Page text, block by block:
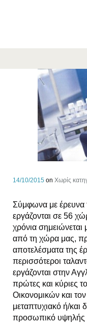
14/10/2015 on Χωρίς
Σύμφωνα με
εργάζονται σε 56
χρόνια
από τη χώρα μας,
αποτελέσματα της
περισσότεροι
εργάζονται στην
πρώτες και κύριες
Οικονομικών και
μεταπτυχιακό ή/και
προσωπικό υψηλής